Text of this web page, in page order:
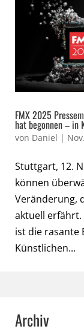
FMX 2025
hat begonnen – in
von Daniel |
Stuttgart, 12.
können
Veränderung,
aktuell
ist die rasante
Künstlichen...
Archiv